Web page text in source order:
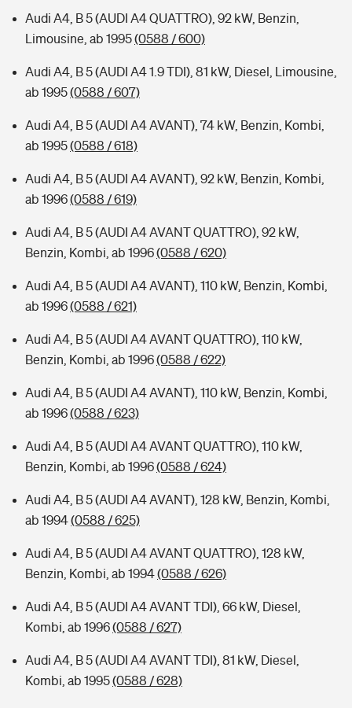
Audi A4, B 5 (AUDI A4 QUATTRO), 92 kW, Benzin,
Limousine, ab 1995(0588 / 600)
Audi A4, B 5 (AUDI A4 1.9 TDI), 81 kW, Diesel, Limousine,
ab 1995(0588 / 607)
Audi A4, B 5 (AUDI A4 AVANT), 74 kW, Benzin, Kombi,
ab 1995(0588 / 618)
Audi A4, B 5 (AUDI A4 AVANT), 92 kW, Benzin, Kombi,
ab 1996(0588 / 619)
Audi A4, B 5 (AUDI A4 AVANT QUATTRO), 92 kW,
Benzin, Kombi, ab 1996(0588 / 620)
Audi A4, B 5 (AUDI A4 AVANT), 110 kW, Benzin, Kombi,
ab 1996(0588 / 621)
Audi A4, B 5 (AUDI A4 AVANT QUATTRO), 110 kW,
Benzin, Kombi, ab 1996(0588 / 622)
Audi A4, B 5 (AUDI A4 AVANT), 110 kW, Benzin, Kombi,
ab 1996(0588 / 623)
Audi A4, B 5 (AUDI A4 AVANT QUATTRO), 110 kW,
Benzin, Kombi, ab 1996(0588 / 624)
Audi A4, B 5 (AUDI A4 AVANT), 128 kW, Benzin, Kombi,
ab 1994(0588 / 625)
Audi A4, B 5 (AUDI A4 AVANT QUATTRO), 128 kW,
Benzin, Kombi, ab 1994(0588 / 626)
Audi A4, B 5 (AUDI A4 AVANT TDI), 66 kW, Diesel,
Kombi, ab 1996(0588 / 627)
Audi A4, B 5 (AUDI A4 AVANT TDI), 81 kW, Diesel,
Kombi, ab 1995(0588 / 628)